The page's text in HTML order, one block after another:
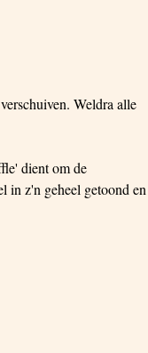
Weldra alle
dient om de
in z'n geheel getoond en